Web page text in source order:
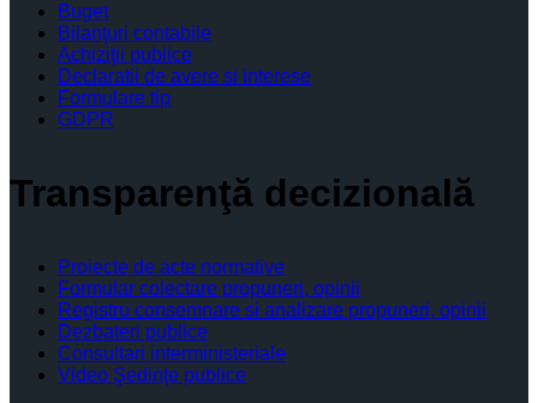
Buget
Bilanţuri contabile
Achiziţii publice
Declaratii de avere si interese
Formulare tip
GDPR
Transparenţă decizională
Proiecte de acte normative
Formular colectare propuneri, opinii
Registru consemnare si analizare propuneri, opinii
Dezbateri publice
Consultari interministeriale
Video Şedinţe publice